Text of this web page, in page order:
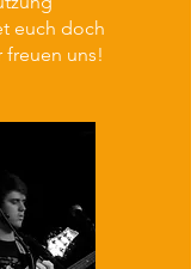
euch doch
freuen uns!